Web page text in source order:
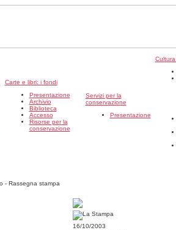
Carte e libri: i fondi
Presentazione
Archivio
Biblioteca
Accesso
Risorse per la
conservazione
Servizi per la
conservazione
Presentazione
- Rassegna stampa
16/10/2003